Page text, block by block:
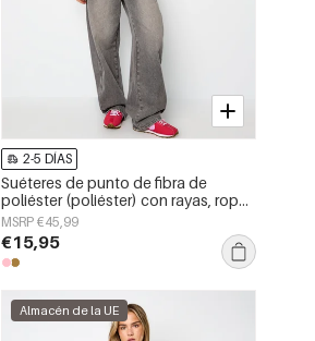
2-5 DÍAS
Suéteres de punto de fibra de
poliéster (poliéster) con rayas, ropa
de otoño/invierno
MSRP €45,99
€15,95
Almacén de la UE